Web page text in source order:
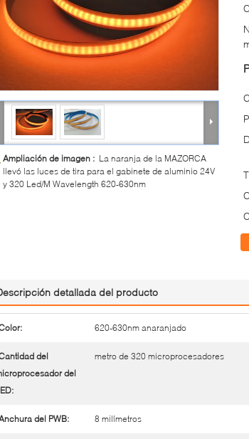
Ampliación de imagen : La naranja de la MAZORCA
llevó las luces de tira para el gabinete de aluminio 24V
y 320 Led/M Wavelength 620-630nm
detallada del producto
620-630nm anaranjado
del
del
metro de 320 microprocesadores
del PWB: 8 milímetros